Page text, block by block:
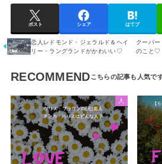
ポスト シェア はてブ
恋人レドモンド・ジェラルド＆ヘイ
リー・ラングランドがかわいい♡
クーパ
のこと♡
RECOMMEND
人